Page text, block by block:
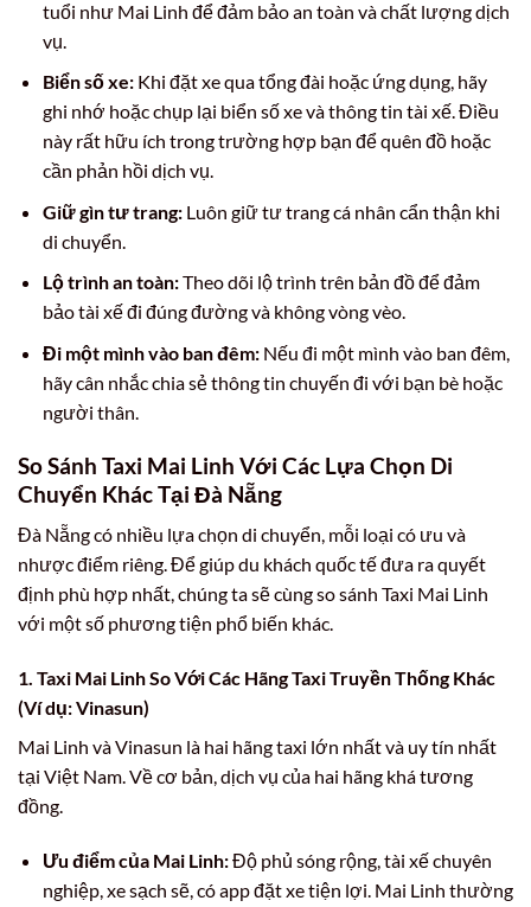
tuổi như Mai Linh để đảm bảo an toàn và chất lượng dịch
vụ.
Biển số xe:Khi đặt xe qua tổng đài hoặc ứng dụng, hãy
ghi nhớ hoặc chụp lại biển số xe và thông tin tài xế. Điều
này rất hữu ích trong trường hợp bạn để quên đồ hoặc
cần phản hồi dịch vụ.
Giữ gìn tư trang:Luôn giữ tư trang cá nhân cẩn thận khi
di chuyển.
Lộ trình an toàn:Theo dõi lộ trình trên bản đồ để đảm
bảo tài xế đi đúng đường và không vòng vèo.
Đi một mình vào ban đêm:Nếu đi một mình vào ban đêm,
hãy cân nhắc chia sẻ thông tin chuyến đi với bạn bè hoặc
người thân.
So Sánh Taxi Mai Linh Với Các Lựa Chọn Di
Chuyển Khác Tại Đà Nẵng
Đà Nẵng có nhiều lựa chọn di chuyển, mỗi loại có ưu và
nhược điểm riêng. Để giúp du khách quốc tế đưa ra quyết
định phù hợp nhất, chúng ta sẽ cùng so sánh Taxi Mai Linh
với một số phương tiện phổ biến khác.
1. Taxi Mai Linh So Với Các Hãng Taxi Truyền Thống Khác
(Ví dụ: Vinasun)
Mai Linh và Vinasun là hai hãng taxi lớn nhất và uy tín nhất
tại Việt Nam. Về cơ bản, dịch vụ của hai hãng khá tương
đồng.
Ưu điểm của Mai Linh:Độ phủ sóng rộng, tài xế chuyên
nghiệp, xe sạch sẽ, có app đặt xe tiện lợi. Mai Linh thường